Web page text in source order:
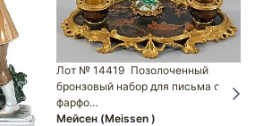
Лот № 14419 Позолоченный
бронзовый набор для письма с
фарфо…
Мейсен (Meissen )